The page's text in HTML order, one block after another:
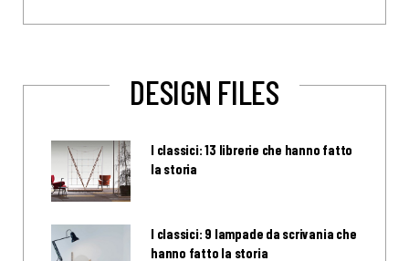
DESIGN FILES
I classici: 13 librerie che hanno fatto
la storia
I classici: 9 lampade da scrivania che
hanno fatto la storia